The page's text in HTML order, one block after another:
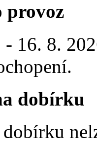
provoz
- 16. 8.
dobírku